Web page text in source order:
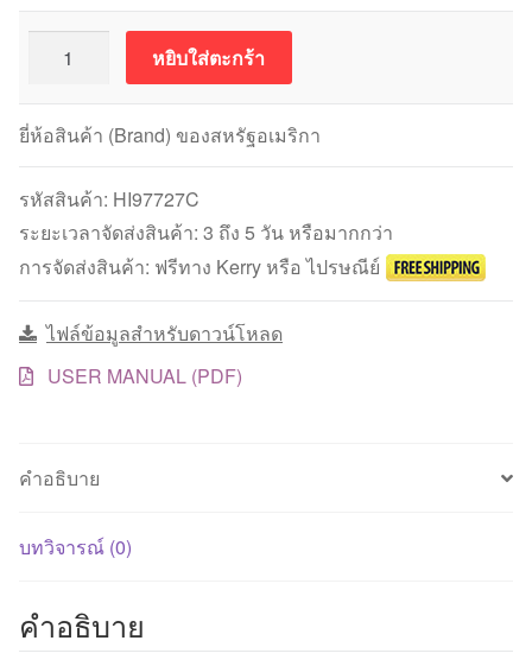
HANNA
รุ่น
HI97727C
Color
of
Water
โต
วัด
สี
หยิบใส่ตะกร้า
ยี่ห้อสินค้า (Brand) ของสหรัฐอเมริกา
รหัสสินค้า: HI97727C
ระยะเวลาจัดส่งสินค้า: 3 ถึง 5 วัน หรือมากกว่า
การจัดส่งสินค้า: ฟรีทาง Kerry หรือ ไปรษณีย์
ไฟล์ข้อมูลสำหรับดาวน์โหลด
USER MANUAL (PDF)
คำอธิบาย
บทวิจารณ์ (0)
คำอธิบาย